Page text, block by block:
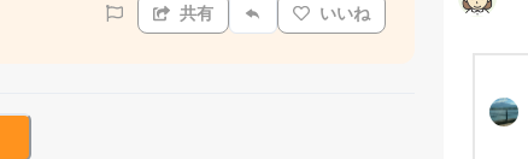
共有 いいね